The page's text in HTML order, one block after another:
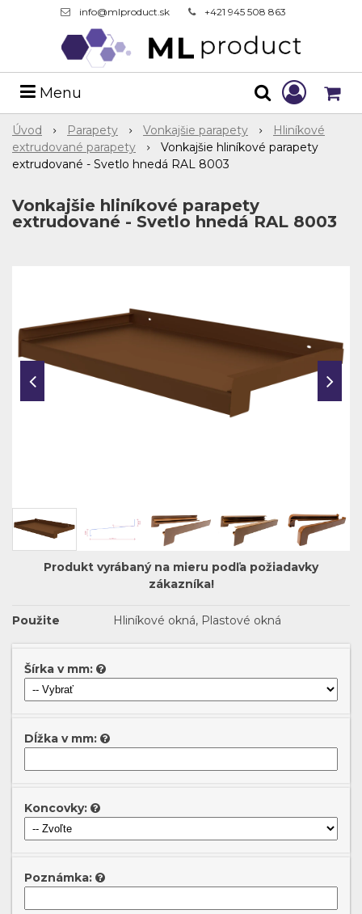
info@mlproduct.sk +421 945 508 863
Menu
Úvod Parapety Vonkajšie parapety
Hliníkové
extrudované parapety
Vonkajšie hliníkové parapety
extrudované - Svetlo hnedá RAL 8003
Vonkajšie hliníkové parapety
extrudované - Svetlo hnedá RAL 8003
Šírka v mm:
Dĺžka v mm:
Koncovky:
Poznámka:
Produkt vyrábaný na mieru podľa požiadavky
zákazníka!
Použite Hliníkové okná, Plastové okná